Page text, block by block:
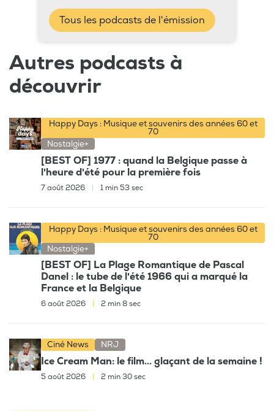
Tous les podcasts de l'émission
Autres podcasts à
découvrir
Happy Days : Musique et souvenirs des années 60 et
70
Nostalgie+
[BEST OF] 1977 : quand la Belgique passe à
l'heure d'été pour la première fois
7 août 2026 1 min 53 sec
Happy Days : Musique et souvenirs des années 60 et
70
Nostalgie+
[BEST OF] La Plage Romantique de Pascal
Danel : le tube de l'été 1966 qui a marqué la
France et la Belgique
6 août 2026 2 min 8 sec
Ciné News NRJ
Ice Cream Man: le film... glaçant de la semaine !
5 août 2026 2 min 30 sec